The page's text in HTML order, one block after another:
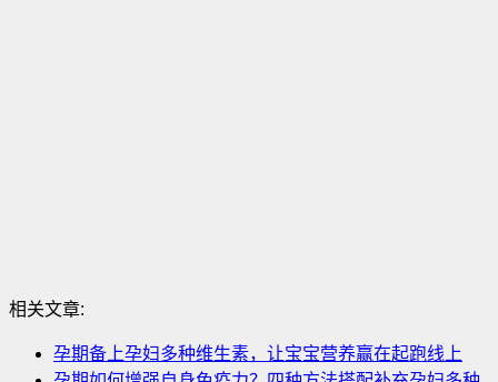
相关文章:
孕期备上孕妇多种维生素，让宝宝营养赢在起跑线上